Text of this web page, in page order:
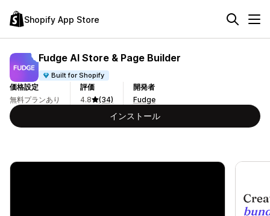
Shopify App Store
Fudge AI Store & Page Builder
Built for Shopify
価格設定
無料プランあり
評価
4.8
(34)
開発者
Fudge
インストール